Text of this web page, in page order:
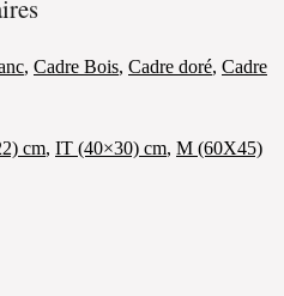
, Cadre Bois, Cadre doré, Cadre
cm, IT (40×30) cm, M (60X45)